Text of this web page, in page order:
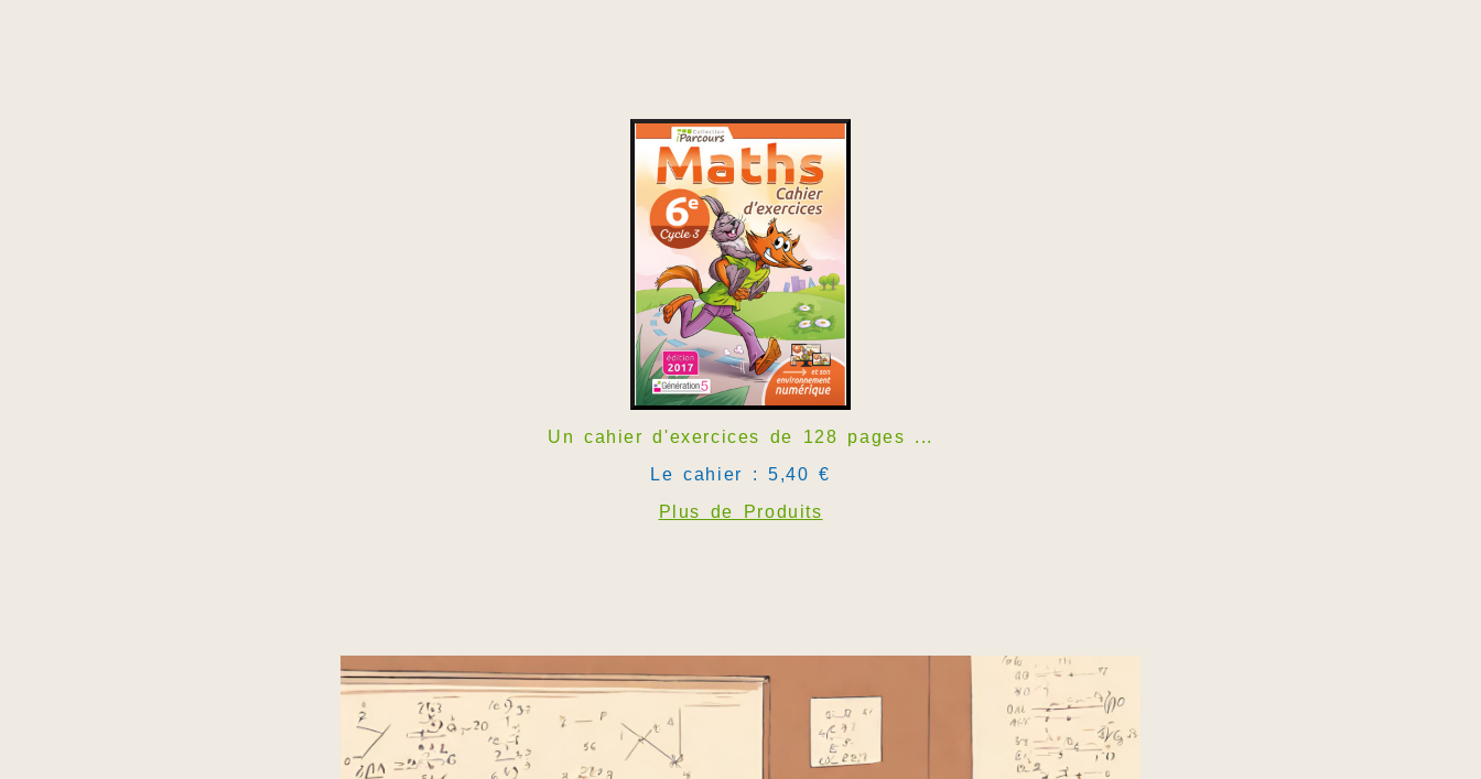
Un cahier d'exercices de 128 pages ...
Le cahier : 5,40 €
Plus de Produits